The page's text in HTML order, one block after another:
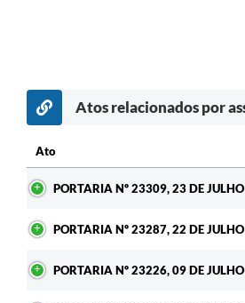
Atos relacionados por
Ato
PORTARIA Nº 23309, 23 DE
PORTARIA Nº 23287, 22 DE
PORTARIA Nº 23226, 09 DE